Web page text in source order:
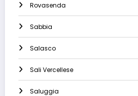
Rovasenda
Sabbia
Salasco
Sali Vercellese
Saluggia